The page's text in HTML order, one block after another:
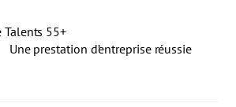
Talents 55+
Une prestation d’entreprise réussie